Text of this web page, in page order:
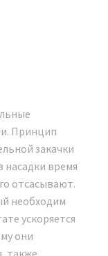
Принцип
закачки
насадки время
отсасывают.
необходим
ускоряется
они
также